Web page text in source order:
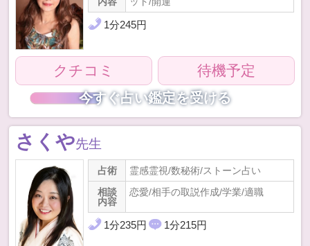
1分245円
クチコミ 待機予定
今すぐ占い鑑定を受ける
さくや先生
占術
霊感霊視/数秘術/ストーン占い
相談
内容
恋愛/相手の取説作成/学業/適職
1分235円 1分215円